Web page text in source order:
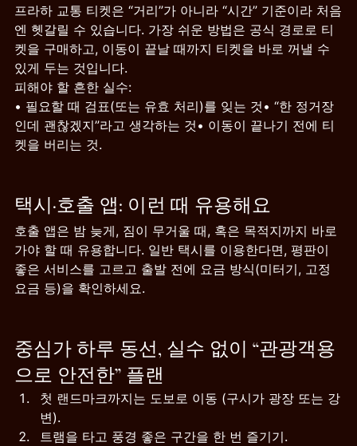
프라하 교통 티켓은 “거리”가 아니라 “시간” 기준이라 처음
엔 헷갈릴 수 있습니다. 가장 쉬운 방법은 공식 경로로 티
켓을 구매하고, 이동이 끝날 때까지 티켓을 바로 꺼낼 수
있게 두는 것입니다.
피해야 할 흔한 실수:
• 필요할 때 검표(또는 유효 처리)를 잊는 것• “한 정거장
인데 괜찮겠지”라고 생각하는 것• 이동이 끝나기 전에 티
켓을 버리는 것.
택시·호출 앱: 이런 때 유용해요
호출 앱은 밤 늦게, 짐이 무거울 때, 혹은 목적지까지 바로
가야 할 때 유용합니다. 일반 택시를 이용한다면, 평판이
좋은 서비스를 고르고 출발 전에 요금 방식(미터기, 고정
요금 등)을 확인하세요.
중심가 하루 동선, 실수 없이 “관광객용
으로 안전한” 플랜
첫 랜드마크까지는 도보로 이동 (구시가 광장 또는 강
변).
트램을 타고 풍경 좋은 구간을 한 번 즐기기.